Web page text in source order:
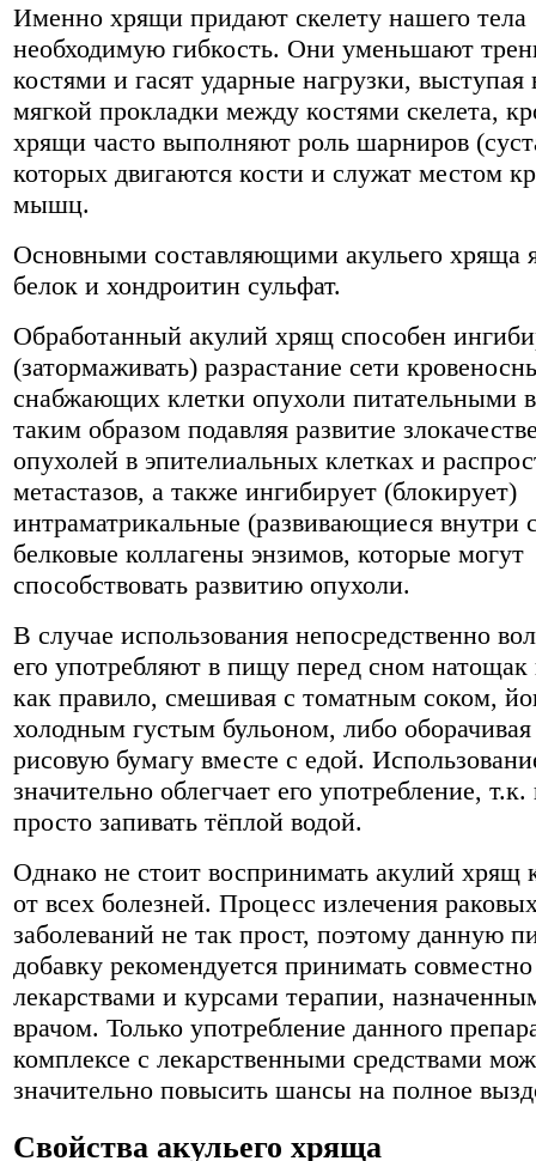
Именно хрящи придают скелету нашего тела
необходимую гибкость. Они уменьшают
костями и гасят ударные нагрузки, выступая
мягкой прокладки между костями скелета,
хрящи часто выполняют роль шарниров
которых двигаются кости и служат местом
мышц.
Основными составляющими акульего хряща
белок и хондроитин сульфат.
Обработанный акулий хрящ способен
(затормаживать) разрастание сети
снабжающих клетки опухоли питательными
таким образом подавляя развитие
опухолей в эпителиальных клетках и
метастазов, а также ингибирует (блокирует)
интраматрикальные (развивающиеся внутри
белковые коллагены энзимов, которые могут
способствовать развитию опухоли.
В случае использования непосредственно
его употребляют в пищу перед сном
как правило, смешивая с томатным соком,
холодным густым бульоном, либо оборачивая
рисовую бумагу вместе с едой.
значительно облегчает его употребление,
просто запивать тёплой водой.
Однако не стоит воспринимать акулий хрящ
от всех болезней. Процесс излечения
заболеваний не так прост, поэтому данную
добавку рекомендуется принимать
лекарствами и курсами терапии,
врачом. Только употребление данного
комплексе с лекарственными средствами
значительно повысить шансы на полное
Свойства акульего хряща